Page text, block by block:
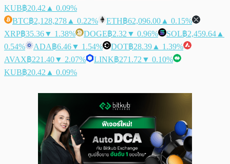
KUB฿20.42 ▲ 0.09%
BTC฿2,128,278 ▲ 0.22% ETH฿62,096.00 ▲ 0.15%
XRP฿35.36▼ 1.38% DOGE฿2.32 ▼ 0.96% SOL฿2,459.64 ▲
0.54%
ADA฿6.46▼ 1.54% DOT฿28.39 ▲ 1.39%
AVAX฿221.40▼ 2.07% LINK฿271.72 ▼ 0.10%
KUB฿20.42 ▲ 0.09%